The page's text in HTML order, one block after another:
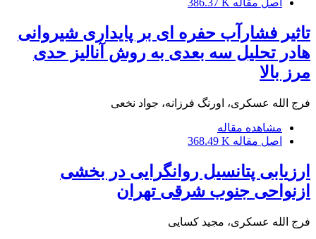
تاثیر فشارآب حفره ای بر پایداری شیروانی
هادر تحلیل سه بعدی به روش آنالیز حدی
مرز بالا
فرج الله عسکری، اورنگ فرزانه، جواد نخعی
مشاهده مقاله
اصل مقاله 368.49 K
ارزیابی پتانسیل روانگرایی در بخشی
ازنواحی جنوب شرقی تهران
فرج الله عسکری، مجید کسایی